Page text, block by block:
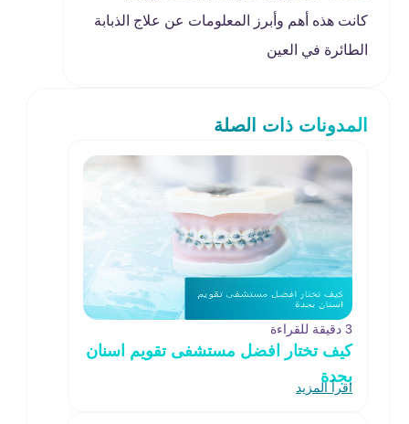
كانت هذه أهم وأبرز المعلومات عن علاج الذبابة
الطائرة في العين
المدونات ذات الصلة
3 دقيقة للقراءة
كيف تختار افضل مستشفى تقويم اسنان
بجدة
اقرأ المزيد